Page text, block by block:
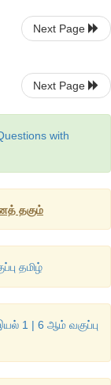
நல்ல நூல்களை
பிடித்ததாய்
வாங்கி
மனைவியைப்
ஒரு
புரிய
கல்வி கற்றால்
Next Page
Next Page
with
தகும்
தமிழ்
1 | 6 ஆம் வகுப்பு